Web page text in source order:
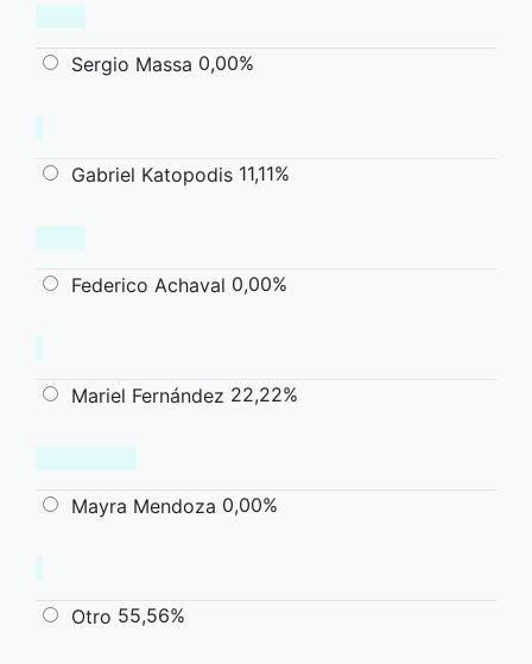
Sergio Massa 0,00%
Gabriel Katopodis 11,11%
Federico Achaval 0,00%
Mariel Fernández 22,22%
Mayra Mendoza 0,00%
Otro 55,56%